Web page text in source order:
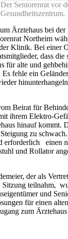
Der Seniorenrat vor
Gesundheitszentrum.
Ärztehaus bei
Northeim
Klinik. Bei einer
dass die
für alte und
fehle ein
Beirat für
ihrem Elektro-
hinauf kommt.
zu
erforderlich einen
und Rollator
der als
teilnahm,
und
für einen
zum